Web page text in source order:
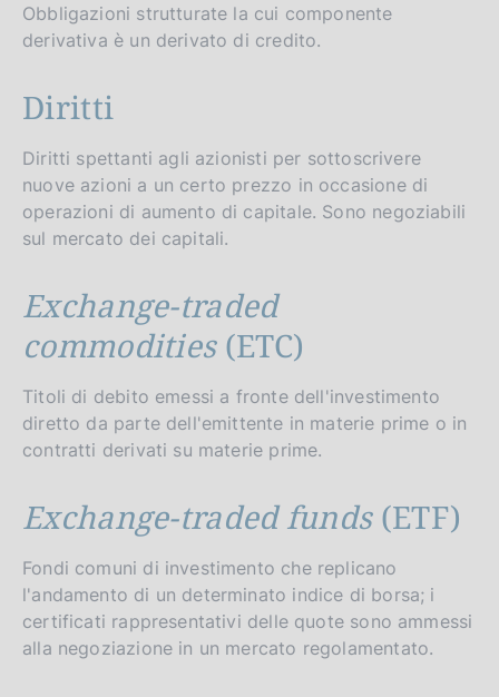
Obbligazioni strutturate la cui componente
derivativa è un derivato di credito.
Diritti
Diritti spettanti agli azionisti per sottoscrivere
nuove azioni a un certo prezzo in occasione di
operazioni di aumento di capitale. Sono negoziabili
sul mercato dei capitali.
Exchange-traded
commodities(ETC)
Titoli di debito emessi a fronte dell'investimento
diretto da parte dell'emittente in materie prime o in
contratti derivati su materie prime.
Exchange-traded funds(ETF)
Fondi comuni di investimento che replicano
l'andamento di un determinato indice di borsa; i
certificati rappresentativi delle quote sono ammessi
alla negoziazione in un mercato regolamentato.